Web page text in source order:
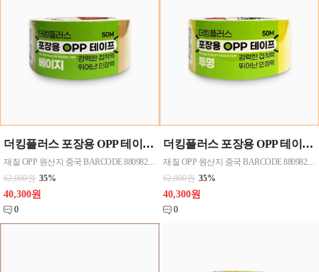
더킹플러스 포장용 OPP 테이프 50M(베이지) 48mmx50M 50개한박스단위로 판매
재질 OPP 원산지 중국 BARCODE 8809823522612
62,000원 35%
40,300원
0
더킹플러스 포장용 OPP 테이프 50M(투명)
재질 OPP 원산지 중국 BARCODE 8809823522605
62,000원 35%
40,300원
0